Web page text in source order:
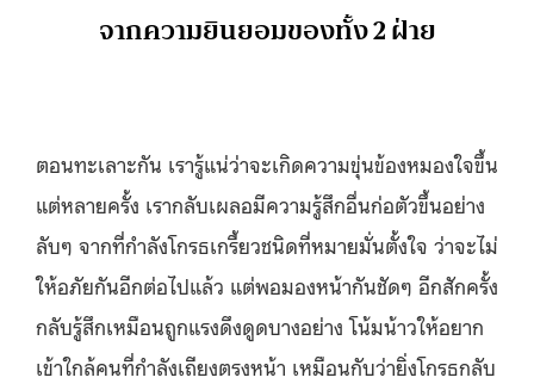
จากความยินยอมของทั้ง 2 ฝ่าย
ตอนทะเลาะกัน เรารู้แน่ว่าจะเกิดความขุ่นข้องหมองใจขึ้น
แต่หลายครั้ง เรากลับเผลอมีความรู้สึกอื่นก่อตัวขึ้นอย่าง
ลับๆ จากที่กำลังโกรธเกรี้ยวชนิดที่หมายมั่นตั้งใจ ว่าจะไม่
ให้อภัยกันอีกต่อไปแล้ว แต่พอมองหน้ากันชัดๆ อีกสักครั้ง
กลับรู้สึกเหมือนถูกแรงดึงดูดบางอย่าง โน้มน้าวให้อยาก
เข้าใกล้คนที่กำลังเถียงตรงหน้า เหมือนกับว่ายิ่งโกรธกลับ